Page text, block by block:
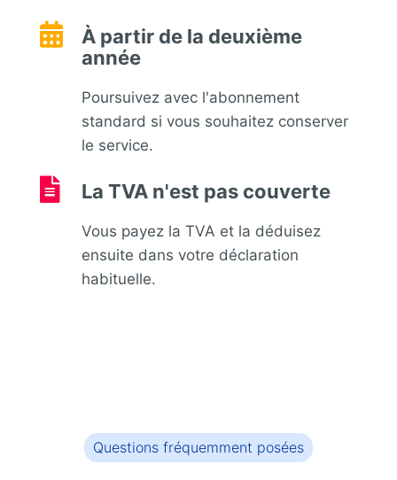

À partir de la deuxième
année
Poursuivez avec l'abonnement
standard si vous souhaitez conserver
le service.
 La TVA n'est pas couverte
Vous payez la TVA et la déduisez
ensuite dans votre déclaration
habituelle.
Questions fréquemment posées